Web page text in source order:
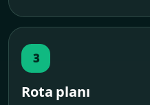
3
Rota planı